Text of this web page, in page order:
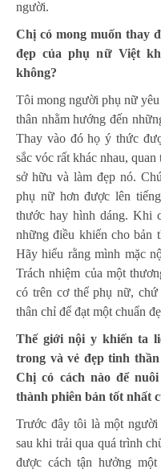
người.
Chị có mong muốn thay
đẹp của phụ nữ Việt
không?
Tôi mong người phụ nữ
thân nhằm hướng đến
Thay vào đó họ ý thức
sắc vóc rất khác nhau,
sở hữu và làm đẹp nó.
phụ nữ hơn được lên
thước hay hình dáng. Khi
những điều khiến cho bản
Hãy hiểu rằng mình mặc
Trách nhiệm của một
có trên cơ thể phụ nữ,
thân chỉ để đạt một chuẩn
Thế giới nội y khiến ta
trong và vẻ đẹp tinh
Chị có cách nào để
thành phiên bản tốt nhất
Trước đây tôi là một
sau khi trải qua quá trình
được cách tận hưởng